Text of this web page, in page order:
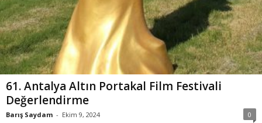
61. Antalya Altın Portakal Film Festivali
Değerlendirme
Barış Saydam - Ekim 9, 2024 0